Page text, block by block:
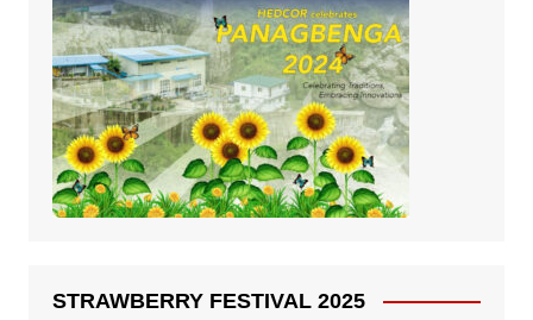
STRAWBERRY FESTIVAL 2025